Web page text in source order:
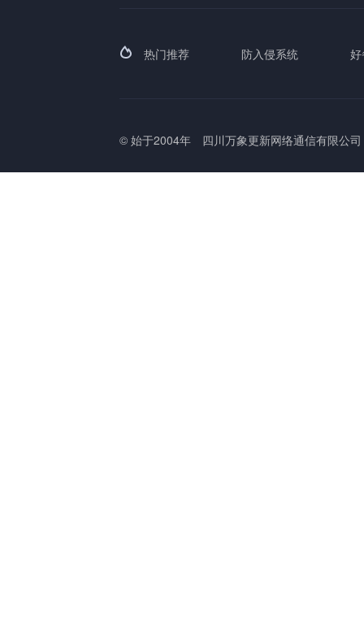
热门推荐 防入侵系统
© 始于2004年 四川万象更新网络通信有限公司